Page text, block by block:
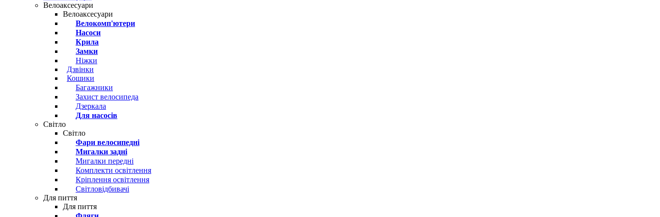
Велоаксесуари
Велоаксесуари
Велокомп'ютери
Насоси
Крила
Замки
Ніжки
Дзвінки
Кошики
Багажники
Захист велосипеда
Дзеркала
Для насосів
Світло
Світло
Фари велосипедні
Мигалки задні
Мигалки передні
Комплекти освітлення
Кріплення освітлення
Світловідбивачі
Для пиття
Для пиття